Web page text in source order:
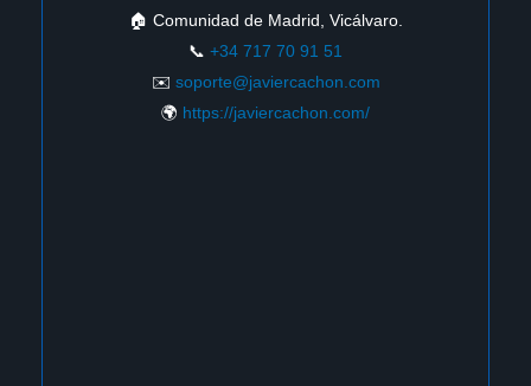
🏠 Comunidad de Madrid, Vicálvaro.
📞 +34 717 70 91 51
✉️ soporte@javiercachon.com
🌍 https://javiercachon.com/